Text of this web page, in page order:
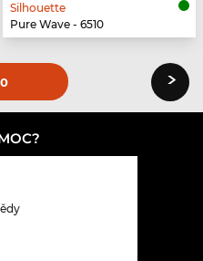
Silhouette
Pure Wave - 6510
›